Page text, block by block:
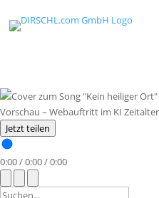
Jetzt teilen
0:00/0:00/0:00